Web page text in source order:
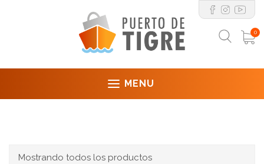
0
MENU
Mostrando todos los productos